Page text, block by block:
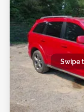
Swipe